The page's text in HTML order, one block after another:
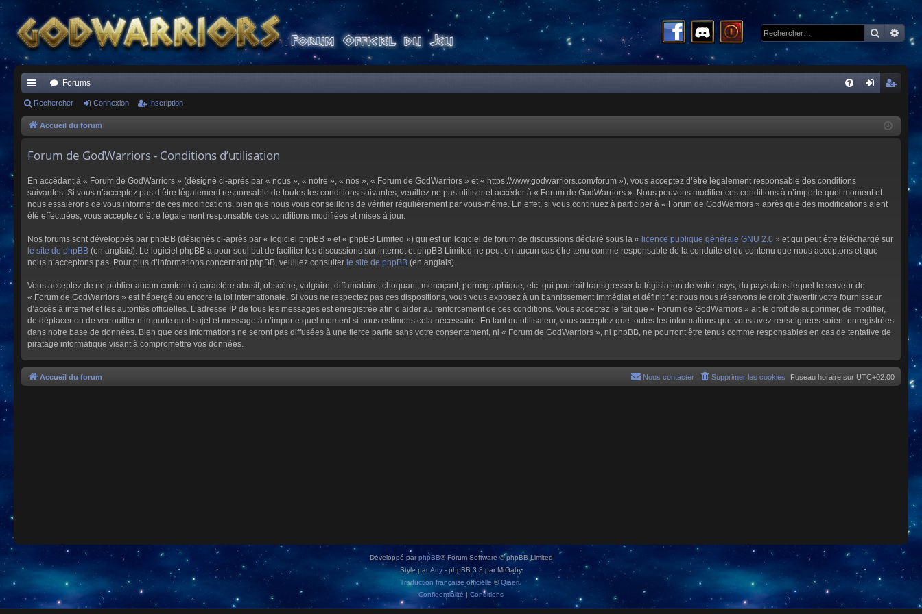
ac
co
s
Forums
cri
Rechercher Connexion Inscription
Accueil du forum
Forum de GodWarriors - Conditions d’utilisation
En accédant à « Forum de GodWarriors » (désigné ci-après par « nous », « notre », « nos », « Forum de GodWarriors » et « https://www.godwarriors.com/forum »), vous acceptez d’être légalement responsable des conditions
suivantes. Si vous n’acceptez pas d’être légalement responsable de toutes les conditions suivantes, veuillez ne pas utiliser et accéder à « Forum de GodWarriors ». Nous pouvons modifier ces conditions à n’importe quel moment et
nous essaierons de vous informer de ces modifications, bien que nous vous conseillons de vérifier régulièrement par vous-même. En effet, si vous continuez à participer à « Forum de GodWarriors » après que des modifications aient
été effectuées, vous acceptez d’être légalement responsable des conditions modifiées et mises à jour.
Nos forums sont développés par phpBB (désignés ci-après par « logiciel phpBB » et « phpBB Limited ») qui est un logiciel de forum de discussions déclaré sous la « licence publique générale GNU 2.0 » et qui peut être téléchargé sur
le site de phpBB (en anglais). Le logiciel phpBB a pour seul but de faciliter les discussions sur internet et phpBB Limited ne peut en aucun cas être tenu comme responsable de la conduite et du contenu que nous acceptons et que
nous n’acceptons pas. Pour plus d’informations concernant phpBB, veuillez consulter le site de phpBB (en anglais).
Vous acceptez de ne publier aucun contenu à caractère abusif, obscène, vulgaire, diffamatoire, choquant, menaçant, pornographique, etc. qui pourrait transgresser la législation de votre pays, du pays dans lequel le serveur de
« Forum de GodWarriors » est hébergé ou encore la loi internationale. Si vous ne respectez pas ces dispositions, vous vous exposez à un bannissement immédiat et définitif et nous nous réservons le droit d’avertir votre fournisseur
d’accès à internet et les autorités officielles. L’adresse IP de tous les messages est enregistrée afin d’aider au renforcement de ces conditions. Vous acceptez le fait que « Forum de GodWarriors » ait le droit de supprimer, de modifier,
de déplacer ou de verrouiller n’importe quel sujet et message à n’importe quel moment si nous estimons cela nécessaire. En tant qu’utilisateur, vous acceptez que toutes les informations que vous avez renseignées soient enregistrées
dans notre base de données. Bien que ces informations ne seront pas diffusées à une tierce partie sans votre consentement, ni « Forum de GodWarriors », ni phpBB, ne pourront être tenus comme responsables en cas de tentative de
piratage informatique visant à compromettre vos données.
Accueil du forum Fuseau horaire sur UTC+02:00
Supprimer les cookies
Nous contacter
Développé parphpBB® Forum Software © phpBB Limited
Style par Arty - phpBB 3.3 par MrGaby
Traduction française officielle ©Qiaeru
Confidentialité | Conditions